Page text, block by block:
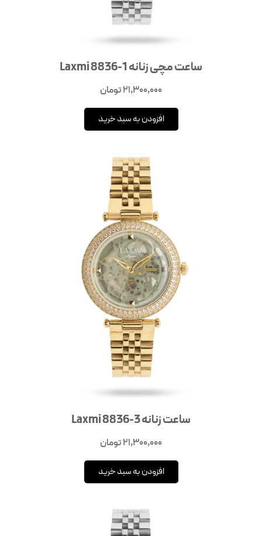
ساعت مچی زنانه Laxmi 8836-1
21,300,000تومان
افزودن به سبد خرید
ساعت زنانه Laxmi 8836-3
21,300,000تومان
افزودن به سبد خرید